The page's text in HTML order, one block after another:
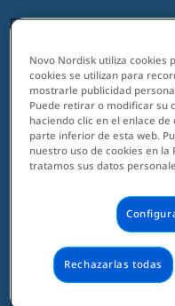
Novo Nordisk utiliza cookies
cookies se utilizan para
mostrarle publicidad
Puede retirar o modificar su
haciendo clic en el enlace
parte inferior de esta web.
nuestro uso de cookies en la
tratamos sus datos
Rechazarlas todas